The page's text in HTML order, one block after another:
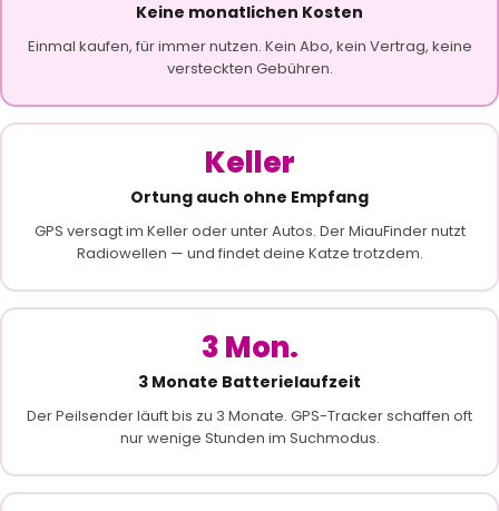
Keine monatlichen Kosten
Einmal kaufen, für immer nutzen. Kein Abo, kein Vertrag, keine
versteckten Gebühren.
Keller
Ortung auch ohne Empfang
GPS versagt im Keller oder unter Autos. Der MiauFinder nutzt
Radiowellen — und findet deine Katze trotzdem.
3 Mon.
3 Monate Batterielaufzeit
Der Peilsender läuft bis zu 3 Monate. GPS-Tracker schaffen oft
nur wenige Stunden im Suchmodus.